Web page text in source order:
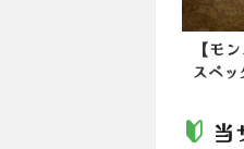
【モ
スペ
当